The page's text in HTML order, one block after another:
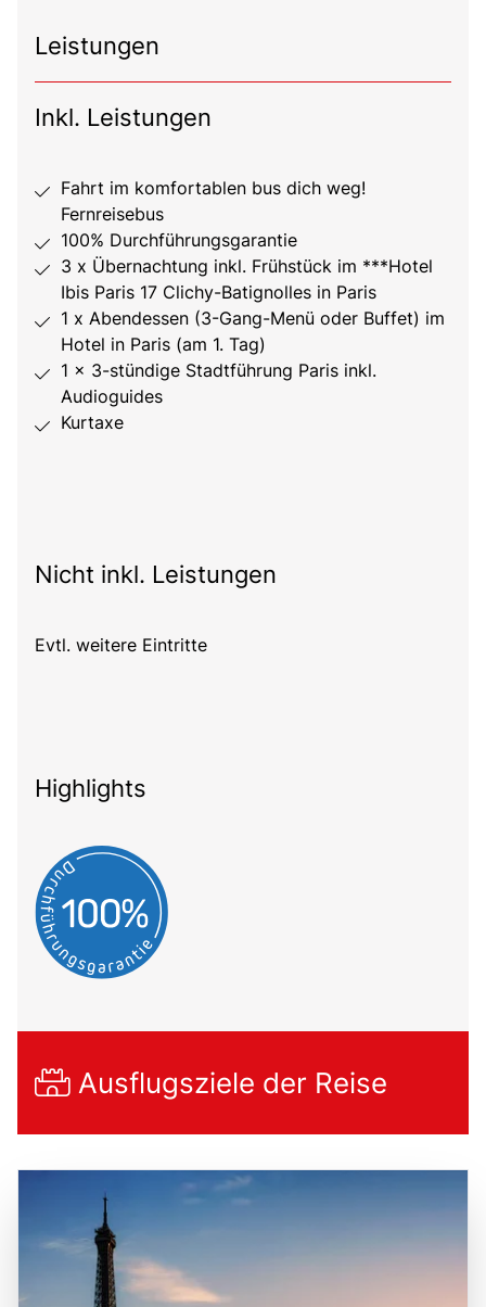
Leistungen
Inkl. Leistungen
Fahrt im komfortablen bus dich weg!
Fernreisebus
100% Durchführungsgarantie
3 x Übernachtung inkl. Frühstück im ***Hotel
Ibis Paris 17 Clichy-Batignolles in Paris
1 x Abendessen (3-Gang-Menü oder Buffet) im
Hotel in Paris (am 1. Tag)
1 x 3-stündige Stadtführung Paris inkl.
Audioguides
Kurtaxe
Nicht inkl. Leistungen
Evtl. weitere Eintritte
Highlights
Ausflugsziele der Reise